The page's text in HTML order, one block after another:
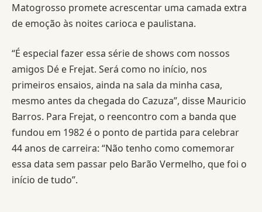
Matogrosso promete acrescentar uma camada extra
de emoção às noites carioca e paulistana.
“É especial fazer essa série de shows com nossos
amigos Dé e Frejat. Será como no início, nos
primeiros ensaios, ainda na sala da minha casa,
mesmo antes da chegada do Cazuza”, disse Mauricio
Barros. Para Frejat, o reencontro com a banda que
fundou em 1982 é o ponto de partida para celebrar
44 anos de carreira: “Não tenho como comemorar
essa data sem passar pelo Barão Vermelho, que foi o
início de tudo”.